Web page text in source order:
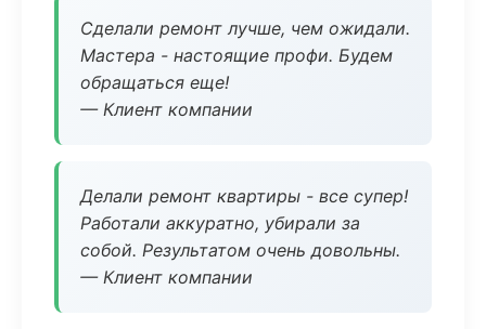
Сделали ремонт лучше, чем ожидали.
Мастера - настоящие профи. Будем
обращаться еще!
— Клиент компании
Делали ремонт квартиры - все супер!
Работали аккуратно, убирали за
собой. Результатом очень довольны.
— Клиент компании